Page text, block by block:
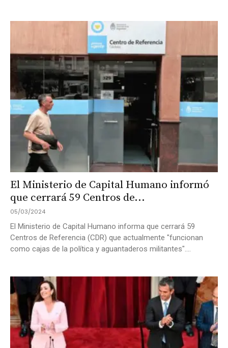
El Ministerio de Capital Humano informó
que cerrará 59 Centros de...
05/03/2024
El Ministerio de Capital Humano informa que cerrará 59
Centros de Referencia (CDR) que actualmente "funcionan
como cajas de la política y aguantaderos militantes"....